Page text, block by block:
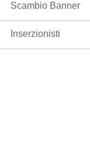
Scambio Banner
Inserzionisti